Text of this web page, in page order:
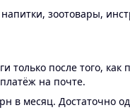
зоотовары,
после того,
на почте.
в месяц. Достаточно